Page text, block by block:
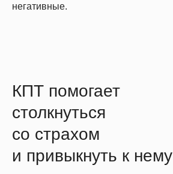
негативные.
КПТ помогает
столкнуться
со страхом
и привыкнуть к нему